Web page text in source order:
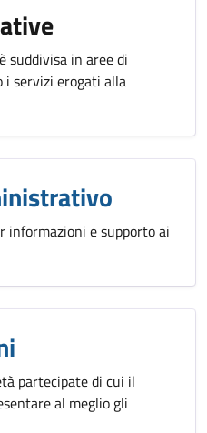
suddivisa in aree di
i servizi erogati alla
informazioni e supporto ai
partecipate di cui il
al meglio gli